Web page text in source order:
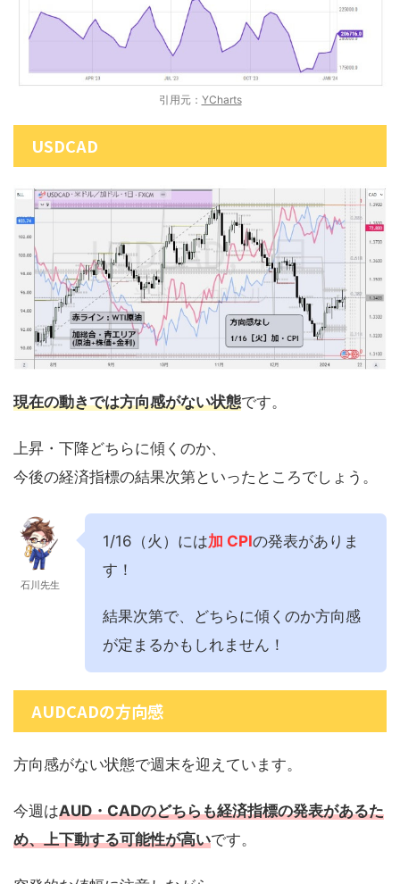
引用元： YCharts
USDCAD
現在の動きでは方向感がない状態です。
上昇・下降どちらに傾くのか、
今後の経済指標の結果次第といったところでしょう。
石川先生
1/16（火）には加 CPIの発表がありま
す！
結果次第で、どちらに傾くのか方向感
が定まるかもしれません！
AUDCADの方向感
方向感がない状態で週末を迎えています。
今週はAUD・CADのどちらも経済指標の発表があるた
め、上下動する可能性が高いです。